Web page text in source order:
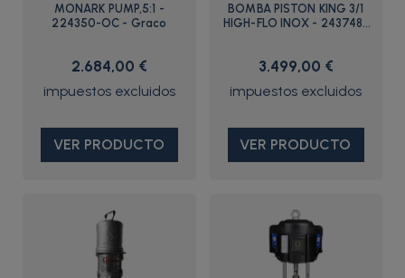
MONARK PUMP,5:1 -
224350-OC - Graco
2.684,00 €
VER PRODUCTO
BOMBA PISTON KING 3/1
HIGH-FLO INOX - 243748-
3.499,00 €
VER PRODUCTO